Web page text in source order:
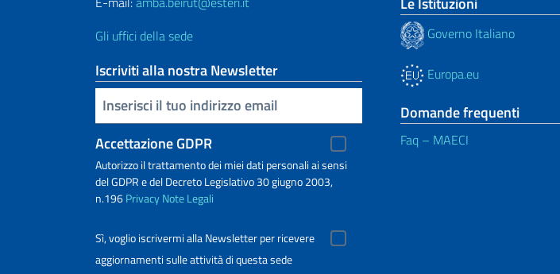
Gli uffici della sede
Iscriviti alla nostra Newsletter
Inserisci la tua email
Accettazione GDPR
Autorizzo il trattamento dei miei dati personali ai sensi
del GDPR e del Decreto Legislativo 30 giugno 2003,
n.196PrivacyNote Legali
Sì, voglio iscrivermi alla Newsletter per ricevere
aggiornamenti sulle attività di questa sede
Governo Italiano
Europa.eu
Domande frequenti
Faq – MAECI